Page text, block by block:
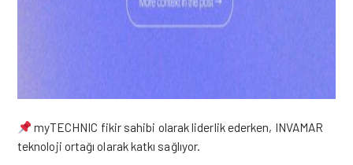
myTECHNIC fikir sahibi olarak liderlik ederken, INVAMAR
teknoloji ortağı olarak katkı sağlıyor.